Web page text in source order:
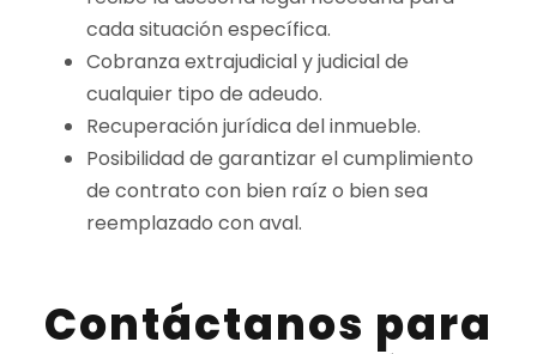
cada situación específica.
Cobranza extrajudicial y judicial de
cualquier tipo de adeudo.
Recuperación jurídica del inmueble.
Posibilidad de garantizar el cumplimiento
de contrato con bien raíz o bien sea
reemplazado con aval.
Contáctanos para